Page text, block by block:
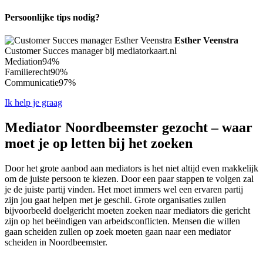
Persoonlijke tips nodig?
Esther Veenstra
Customer Succes manager bij mediatorkaart.nl
Mediation94%
Familierecht90%
Communicatie97%
Ik help je graag
Mediator Noordbeemster gezocht – waar
moet je op letten bij het zoeken
Door het grote aanbod aan mediators is het niet altijd even makkelijk
om de juiste persoon te kiezen. Door een paar stappen te volgen zal
je de juiste partij vinden. Het moet immers wel een ervaren partij
zijn jou gaat helpen met je geschil. Grote organisaties zullen
bijvoorbeeld doelgericht moeten zoeken naar mediators die gericht
zijn op het beëindigen van arbeidsconflicten. Mensen die willen
gaan scheiden zullen op zoek moeten gaan naar een mediator
scheiden in Noordbeemster.